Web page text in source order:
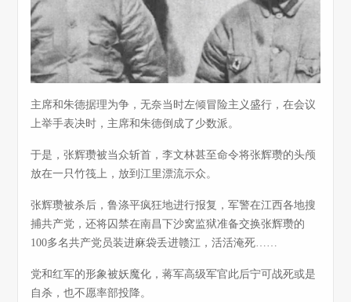
主席和朱德据理为争，无奈当时左倾冒险主义盛行，在会议
上举手表决时，主席和朱德倒成了少数派。
于是，张辉瓒被当众斩首，李文林甚至命令将张辉瓒的头颅
放在一只竹筏上，放到江里漂流示众。
张辉瓒被杀后，鲁涤平疯狂地进行报复，军警在江西各地搜
捕共产党，还将囚禁在南昌下沙窝监狱准备交换张辉瓒的
100多名共产党员装进麻袋丢进赣江，活活淹死……
党和红军的形象被妖魔化，蒋军高级军官此后宁可战死或是
自杀，也不愿率部投降。